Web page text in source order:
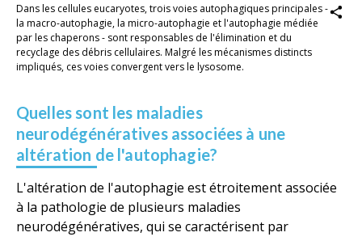
Dans les cellules eucaryotes, trois voies autophagiques principales -
la macro-autophagie, la micro-autophagie et l'autophagie médiée
par les chaperons - sont responsables de l'élimination et du
recyclage des débris cellulaires. Malgré les mécanismes distincts
impliqués, ces voies convergent vers le lysosome.
Quelles sont les maladies
neurodégénératives associées à une
altération de l'autophagie?
L'altération de l'autophagie est étroitement associée
à la pathologie de plusieurs maladies
neurodégénératives, qui se caractérisent par